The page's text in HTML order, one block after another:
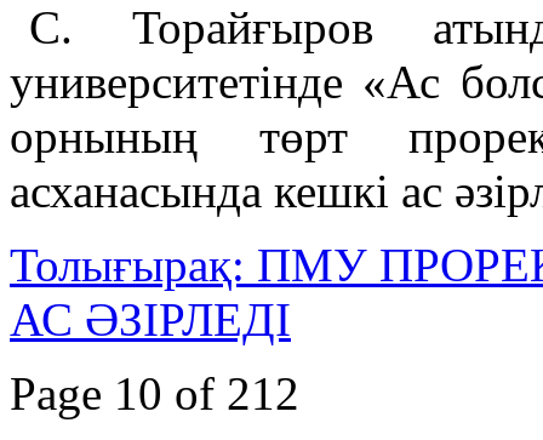
С. Торайғыров
университетінде «Ас
орнының төрт
асханасында кешкі ас
Толығырақ: ПМУ
АС ӘЗІРЛЕДІ
Page 10 of 212